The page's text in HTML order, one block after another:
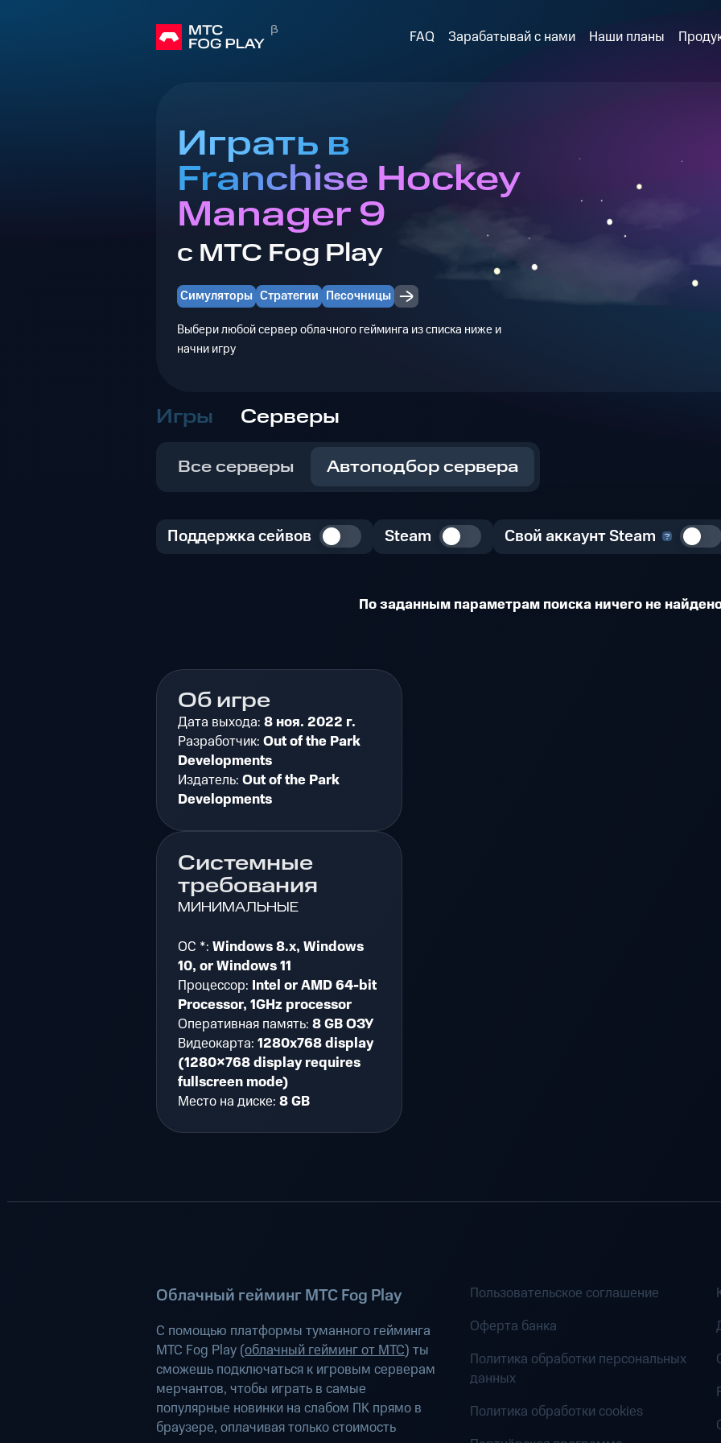
FAQ Зарабатывай с нами Наши планы
Играть в
Franchise Hockey
Manager 9
с МТС Fog Play
Симуляторы Стратегии Песочницы
Выбери любой сервер облачного гейминга из списка ниже и
начни игру
Игры Серверы
Все серверы Автоподбор сервера
Поддержка сейвов Steam Свой аккаунт Steam
По заданным параметрам поиска ничего не
Об игре
Дата выхода: 8 ноя. 2022 г.
Разработчик: Out of the Park
Developments
Издатель: Out of the Park
Developments
Системные
требования
МИНИМАЛЬНЫЕ
ОС *: Windows 8.x, Windows
10, or Windows 11
Процессор: Intel or AMD 64-bit
Processor, 1GHz processor
Оперативная память: 8 GB ОЗУ
Видеокарта: 1280x768 display
(1280×768 display requires
fullscreen mode)
Место на диске: 8 GB
Облачный гейминг МТС Fog Play
С помощью платформы туманного гейминга
МТС Fog Play (облачный гейминг от МТС) ты
сможешь подключаться к игровым серверам
мерчантов, чтобы играть в самые
популярные новинки на слабом ПК прямо в
браузере, оплачивая только стоимость
Пользовательское соглашение
Оферта банка
Политика обработки персональных
данных
Политика обработки cookies